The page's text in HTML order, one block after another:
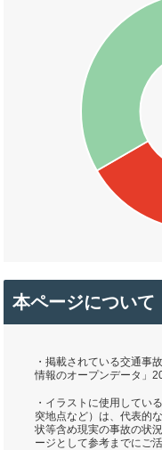
本ページについて
・掲載されている交通事
情報のオープンデータ」
・イラストに使用してい
突地点など）は、代表的
状等含め現実の事故の状
ージとして参考までにご